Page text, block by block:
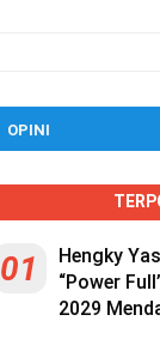
OPINI
01
Hengky
“Power
2029